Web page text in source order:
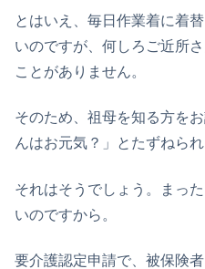
とはいえ、毎日作業着に着
いのですが、何しろご近所
ことがありません。
そのため、祖母を知る方を
んはお元気？」とたずねられ
それはそうでしょう。まっ
いのですから。
要介護認定申請で、被保険